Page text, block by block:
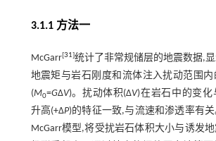
3.1.1 方法一
McGarr[31]统计了非常规储层的地震数据,
地震矩与岩石刚度和流体注入扰动范围
(M0=GΔV)。扰动体积(ΔV)在岩石中的变化
升高(+ΔP)的特征一致,与流速和渗透率有
McGarr模型,将受扰岩石体积大小与诱发